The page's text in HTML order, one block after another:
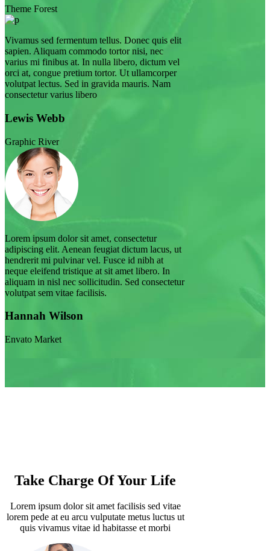
Theme Forest
Vivamus sed fermentum tellus. Donec quis elit
sapien. Aliquam commodo tortor nisi, nec
varius mi finibus at. In nulla libero, dictum vel
orci at, congue pretium tortor. Ut ullamcorper
volutpat lectus. Sed in gravida mauris. Nam
consectetur varius libero
Lewis Webb
Graphic River
Lorem ipsum dolor sit amet, consectetur
adipiscing elit. Aenean feugiat dictum lacus, ut
hendrerit mi pulvinar vel. Fusce id nibh at
neque eleifend tristique at sit amet libero. In
aliquam in nisl nec sollicitudin. Sed consectetur
volutpat sem vitae facilisis.
Hannah Wilson
Envato Market
Take Charge Of Your Life
Lorem ipsum dolor sit amet facilisis sed vitae
lorem pede at eu arcu vulputate metus luctus ut
quis vivamus vitae id habitasse et morbi